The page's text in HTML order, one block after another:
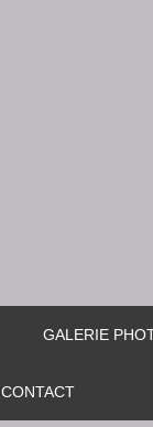
GALERIE
CONTACT